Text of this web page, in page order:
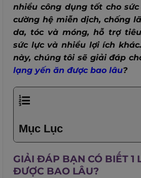
nhiều công dụng tốt cho
cường hệ miễn dịch, chống
da, tóc và móng, hỗ trợ
sức lực và nhiều lợi ích
này, chúng tôi sẽ giải đáp
lạng yến ăn được bao lâu?
Mục Lục
GIẢI ĐÁP BẠN CÓ BIẾT 1
ĐƯỢC BAO LÂU?